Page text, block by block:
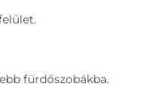
fürdőszobákba.